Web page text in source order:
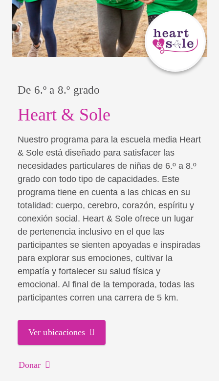
Heart & Sole
De 6.º a 8.º grado
Nuestro programa para la escuela media Heart
& Sole está diseñado para satisfacer las
necesidades particulares de niñas de 6.º a 8.º
grado con todo tipo de capacidades. Este
programa tiene en cuenta a las chicas en su
totalidad: cuerpo, cerebro, corazón, espíritu y
conexión social. Heart & Sole ofrece un lugar
de pertenencia inclusivo en el que las
participantes se sienten apoyadas e inspiradas
para explorar sus emociones, cultivar la
empatía y fortalecer su salud física y
emocional. Al final de la temporada, todas las
participantes corren una carrera de 5 km.
Ver ubicaciones
Donar